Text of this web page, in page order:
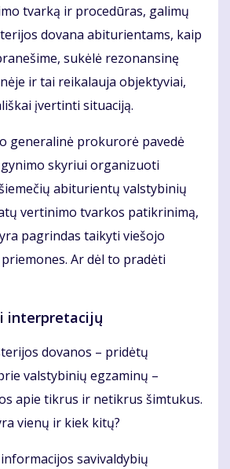
tvarką ir procedūras, galimų
dovana abiturientams, kaip
sukėlė rezonansinę
ir tai reikalauja objektyviai,
įvertinti situaciją.
generalinė prokurorė pavedė
skyriui organizuoti
abiturientų valstybinių
vertinimo tvarkos patikrinimą,
pagrindas taikyti viešojo
Ar dėl to pradėti
interpretacijų
dovanos – pridėtų
valstybinių egzaminų –
apie tikrus ir netikrus šimtukus.
vienų ir kiek kitų?
savivaldybių